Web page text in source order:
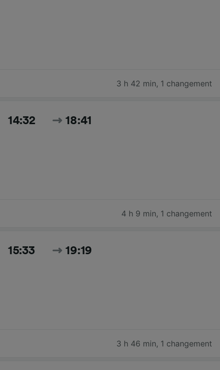
3 h 42 min, 1 changement
14:32 18:41
4 h 9 min, 1 changement
15:33 19:19
3 h 46 min, 1 changement